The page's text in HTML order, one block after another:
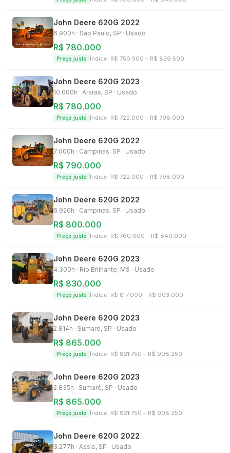
John Deere 620G 2022
6.900h · São Paulo, SP · Usado
R$ 780.000
Preço justo Índice: R$ 750.500 – R$ 829.500
John Deere 620G 2023
10.000h · Araras, SP · Usado
R$ 780.000
Preço justo Índice: R$ 722.000 – R$ 798.000
John Deere 620G 2022
7.000h · Campinas, SP · Usado
R$ 790.000
Preço justo Índice: R$ 722.000 – R$ 798.000
John Deere 620G 2022
6.920h · Campinas, SP · Usado
R$ 800.000
Preço justo Índice: R$ 760.000 – R$ 840.000
John Deere 620G 2023
4.300h · Rio Brilhante, MS · Usado
R$ 830.000
Preço justo Índice: R$ 817.000 – R$ 903.000
John Deere 620G 2023
2.814h · Sumaré, SP · Usado
R$ 865.000
Preço justo Índice: R$ 821.750 – R$ 908.250
John Deere 620G 2023
2.835h · Sumaré, SP · Usado
R$ 865.000
Preço justo Índice: R$ 821.750 – R$ 908.250
John Deere 620G 2022
3.277h · Assis, SP · Usado